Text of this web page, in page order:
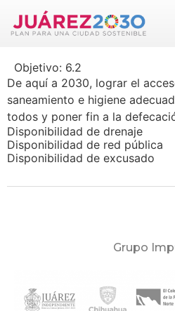
Objetivo: 6.2
De aquí a 2030, lograr el
saneamiento e higiene
todos y poner fin a la
Disponibilidad de drenaje
Disponibilidad de red pública
Disponibilidad de excusado
Grupo